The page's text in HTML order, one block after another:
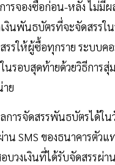
ารจองซื้อก่อน-หลัง ไม่มีผ
งินพันธบัตรที่จะจัดสรรใ
รให้ผู้ซื้อทุกราย ระบบค
รอบสุดท้ายด้วยวิธีการสุ่
ย
การจัดสรรพันธบัตรได้ใ
น SMS ของธนาคารตัว
บวงเงินที่ได้รับจัดสรรผ่า